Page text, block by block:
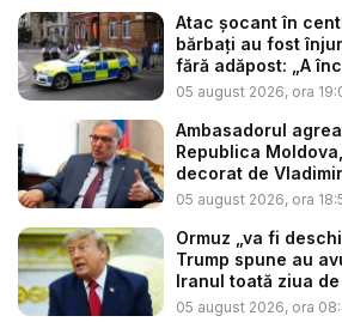
Atac șocant în
bărbați au fost
fără adăpost: „A
...
05 august 2026, ora
Ambasadorul
Republica
decorat de
05 august 2026, ora
Ormuz „va fi
Trump spune au
Iranul toată ziua
05 august 2026, ora